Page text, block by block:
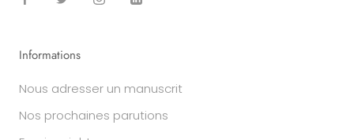
Informations
Nous adresser un manuscrit
Nos prochaines parutions